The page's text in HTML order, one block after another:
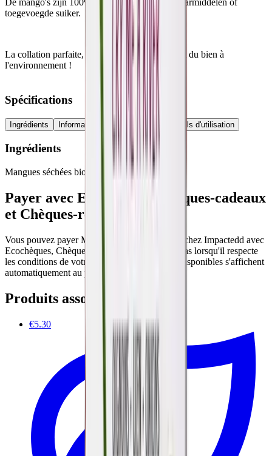
De mango's zijn 100% natuurlijk, zonder bewaarmiddelen of
toegevoegde suiker.
La collation parfaite, saine et délicieuse, qui fait du bien à
l'environnement !
Spécifications
Ingrédients Informations nutritionnelles Conseils d'utilisation
Ingrédients
Mangues séchées bio
Payer avec Ecochèques, Chèques-cadeaux
et Chèques-repas
Vous pouvez payer Mangue séchée 125g BIO chez Impactedd avec
Ecochèques, Chèques-cadeaux et Chèques-repas lorsqu'il respecte
les conditions de votre émetteur. Les chèques disponibles s'affichent
automatiquement au paiement.
Produits associés
€5.30